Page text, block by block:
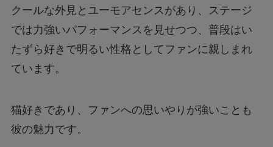
クールな外見とユーモアセンスがあり、ステージ
では力強いパフォーマンスを見せつつ、普段はい
たずら好きで明るい性格としてファンに親しまれ
ています。
猫好きであり、ファンへの思いやりが強いことも
彼の魅力です。